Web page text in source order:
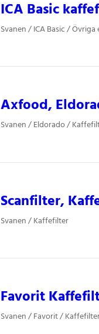
ICA Basic
Svanen / ICA Basic /
Axfood,
Svanen / Eldorado /
Scanfilter,
Svanen / Kaffefilter
Favorit
Svanen / Favorit /